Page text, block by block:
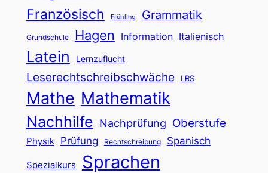
Französisch Frühling Grammatik
Grundschule Hagen Information Italienisch
Latein Lernzuflucht
Leserechtschreibschwäche LRS
Mathe Mathematik
Nachhilfe Nachprüfung Oberstufe
Physik Prüfung Rechtschreibung Spanisch
Spezialkurs
Sprachen